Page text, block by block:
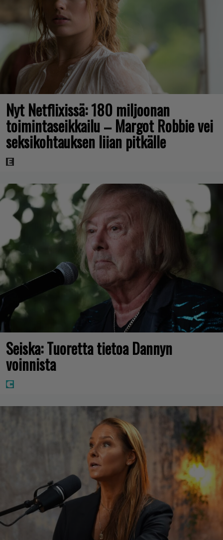
Nyt Netflixissä: 180 miljoonan
toimintaseikkailu – Margot Robbie vei
seksikohtauksen liian pitkälle
Seiska: Tuoretta tietoa Dannyn
voinnista